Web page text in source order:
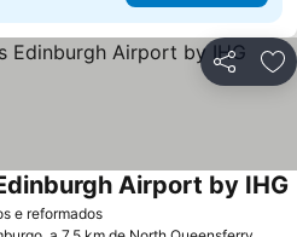
Partilhar
e reformadosVer preços
Airport by IHG